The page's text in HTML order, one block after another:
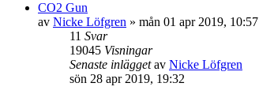
CO2 Gun
av Nicke Löfgren » mån 01 apr 2019, 10:57
11 Svar
19045 Visningar
Senaste inläggetav Nicke Löfgren
sön 28 apr 2019, 19:32